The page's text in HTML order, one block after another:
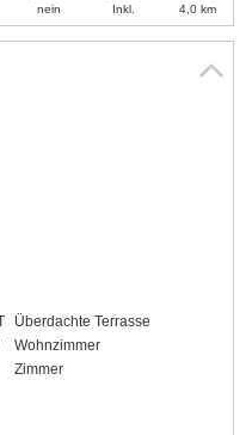
Überdachte Terrasse
Wohnzimmer
Zimmer
nein Inkl. 4,0 km